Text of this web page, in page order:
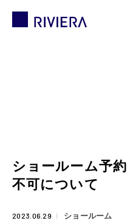
ショールーム予
不可について
2023.06.29 ショールーム